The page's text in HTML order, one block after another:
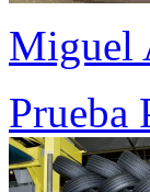
Miguel
Prueba